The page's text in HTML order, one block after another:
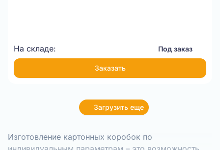
На складе: Под заказ
Заказать
Загрузить еще
Изготовление картонных коробок по